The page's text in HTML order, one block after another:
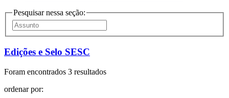
Pesquisar nessa seção:
Edições e Selo SESC
Foram encontrados 3 resultados
ordenar por: